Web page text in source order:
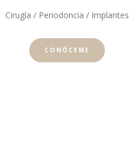
Cirugía / Periodoncia / Implantes
CONÓCEME